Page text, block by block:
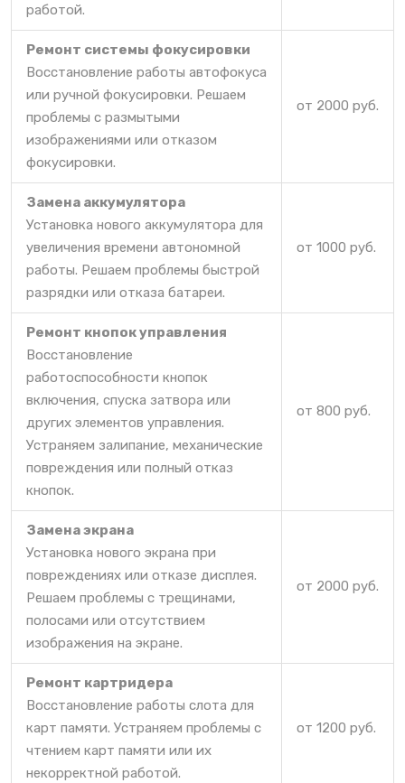
работой.
Ремонт системы фокусировки
Восстановление работы автофокуса
или ручной фокусировки. Решаем
проблемы с размытыми
изображениями или отказом
фокусировки.
от 2000 руб.
Замена аккумулятора
Установка нового аккумулятора для
увеличения времени автономной
работы. Решаем проблемы быстрой
разрядки или отказа батареи.
от 1000 руб.
Ремонт кнопок управления
Восстановление
работоспособности кнопок
включения, спуска затвора или
других элементов управления.
Устраняем залипание, механические
повреждения или полный отказ
кнопок.
от 800 руб.
Замена экрана
Установка нового экрана при
повреждениях или отказе дисплея.
Решаем проблемы с трещинами,
полосами или отсутствием
изображения на экране.
от 2000 руб.
Ремонт картридера
Восстановление работы слота для
карт памяти. Устраняем проблемы с
чтением карт памяти или их
некорректной работой.
от 1200 руб.